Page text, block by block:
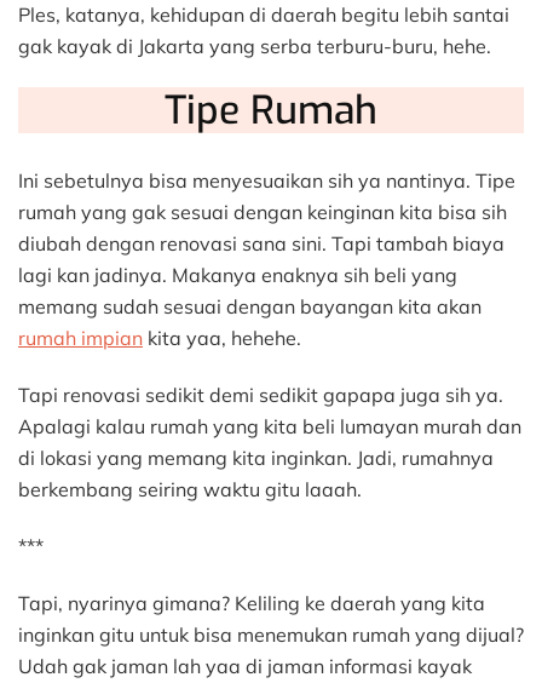
Ples, katanya, kehidupan di daerah begitu lebih santai
gak kayak di Jakarta yang serba terburu-buru, hehe.
Tipe Rumah
Ini sebetulnya bisa menyesuaikan sih ya nantinya. Tipe
rumah yang gak sesuai dengan keinginan kita bisa sih
diubah dengan renovasi sana sini. Tapi tambah biaya
lagi kan jadinya. Makanya enaknya sih beli yang
memang sudah sesuai dengan bayangan kita akan
rumah impian kita yaa, hehehe.
Tapi renovasi sedikit demi sedikit gapapa juga sih ya.
Apalagi kalau rumah yang kita beli lumayan murah dan
di lokasi yang memang kita inginkan. Jadi, rumahnya
berkembang seiring waktu gitu laaah.
***
Tapi, nyarinya gimana? Keliling ke daerah yang kita
inginkan gitu untuk bisa menemukan rumah yang dijual?
Udah gak jaman lah yaa di jaman informasi kayak